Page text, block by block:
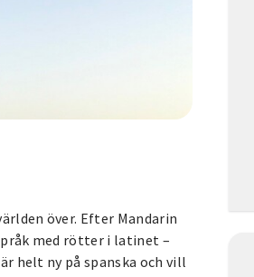
över. Efter Mandarin
med rötter i latinet –
helt ny på spanska och vill